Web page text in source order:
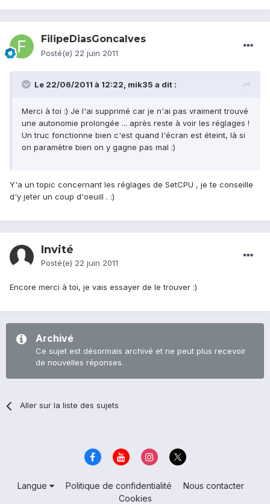
FilipeDiasGoncalves
Posté(e) 22 juin 2011
Le 22/06/2011 à 12:22, mik35 a dit :
Merci à toi :) Je l'ai supprimé car je n'ai pas vraiment trouvé
une autonomie prolongée ... après reste à voir les réglages !
Un truc fonctionne bien c'est quand l'écran est éteint, là si
on paramètre bien on y gagne pas mal :)
Y'a un topic concernant les réglages de SetCPU , je te conseille
d'y jeter un coup d'oeuill . :)
Invité
Posté(e) 22 juin 2011
Encore merci à toi, je vais essayer de le trouver :)
Archivé
Ce sujet est désormais archivé et ne peut plus recevoir
de nouvelles réponses.
Aller sur la liste des sujets
Langue Politique de confidentialité
Nous contacter
Cookies